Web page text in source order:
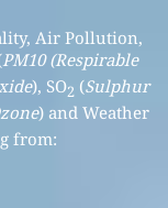
Air Pollution,
PM10 (Respirable
), SO2 (Sulphur
) and Weather
from: